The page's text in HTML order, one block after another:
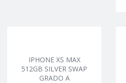
IPHONE XS MAX
512GB SILVER SWAP
GRADO A